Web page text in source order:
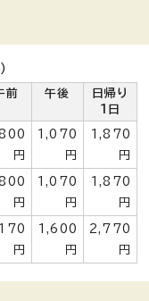
前 午後
日帰り
1日
円
1,070
円
1,870
円
円
1,070
円
1,870
円
円
1,600
円
2,770
円